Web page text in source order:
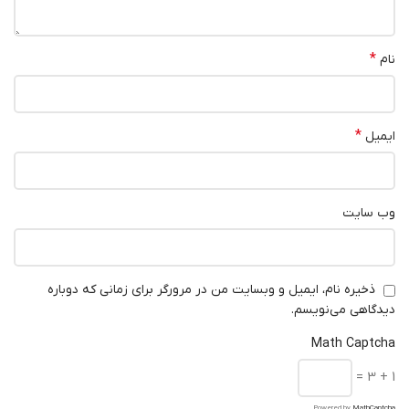
نام *
ایمیل *
وب‌ سایت
ذخیره نام، ایمیل و وبسایت من در مرورگر برای زمانی که دوباره
دیدگاهی می‌نویسم.
Math Captcha
1 + 3 =